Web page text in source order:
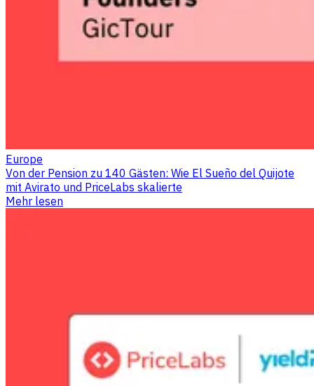
Europe
Von der Pension zu 140 Gästen: Wie El Sueño del Quijote
mit Avirato und PriceLabs skalierte
Mehr lesen